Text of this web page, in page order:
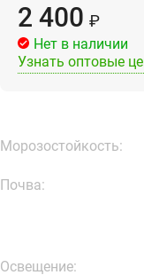
2 400 ₽
Нет в наличии
Узнать оптовые
Морозостойкость:
Почва:
Освещение: